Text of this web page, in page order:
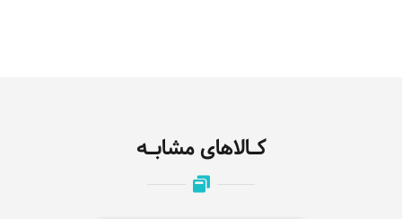
کـالاهای مشابـه